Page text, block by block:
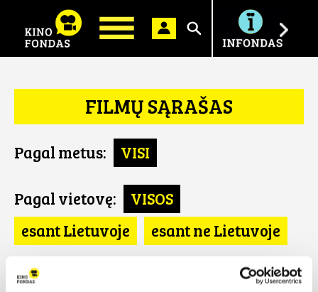
Ieškoti
FILMŲ SĄRAŠAS
Pagal metus: VISI
Pagal vietovę:
VISOS
esant Lietuvoje
esant ne Lietuvoje
Pagal šalį: